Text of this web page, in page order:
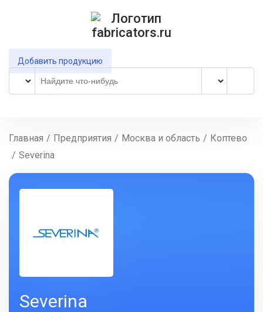
Добавить продукцию
Главная / Предприятия / Москва и область / Коптево
/ Severina
Severina